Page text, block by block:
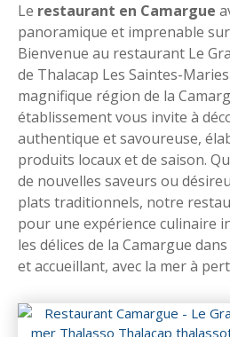
Le restaurant en Camargue
panoramique et imprenable
Bienvenue au restaurant Le
de Thalacap Les Saintes-
magnifique région de la
établissement vous invite à
authentique et savoureuse,
produits locaux et de saison.
de nouvelles saveurs ou
plats traditionnels, notre
pour une expérience culinaire
les délices de la Camargue
et accueillant, avec la mer à